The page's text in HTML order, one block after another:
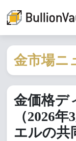
金市場ニ
金価格デ
（2026
エルの共